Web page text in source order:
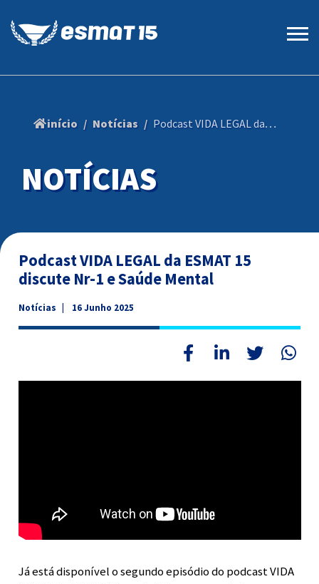
NOTÍCIAS
início Notícias Podcast VIDA LEGAL da ESMAT 15 discute Nr-1 e Saúde Mental
Podcast VIDA LEGAL da ESMAT 15
discute Nr-1 e Saúde Mental
Notícias 16 Junho 2025
Já está disponível o segundo episódio do podcast VIDA